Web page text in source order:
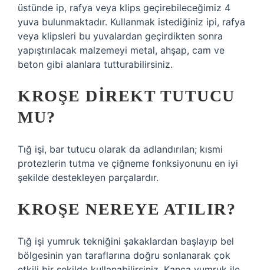
üstünde ip, rafya veya klips geçirebileceğimiz 4
yuva bulunmaktadır. Kullanmak istediğiniz ipi, rafya
veya klipsleri bu yuvalardan geçirdikten sonra
yapıştırılacak malzemeyi metal, ahşap, cam ve
beton gibi alanlara tutturabilirsiniz.
KROŞE DIREKT TUTUCU
MU?
Tığ işi, bar tutucu olarak da adlandırılan; kısmi
protezlerin tutma ve çiğneme fonksiyonunu en iyi
şekilde destekleyen parçalardır.
KROŞE NEREYE ATILIR?
Tığ işi yumruk tekniğini şakaklardan başlayıp bel
bölgesinin yan taraflarına doğru sonlanarak çok